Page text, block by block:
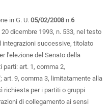
in G. U. 05/02/2008 n.6
dicembre 1993, n. 533, nel testo
successive, titolato
l'elezione del Senato della
parti: art. 1, comma 2,
art. 9, comma 3, limitatamente alla
richiesta per i partiti o gruppi
di collegamento ai sensi